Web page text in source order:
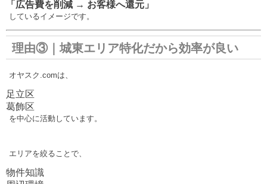
「広告費を削減 → お客様へ還元」
しているイメージです。
理由③｜城東エリア特化だから効率が良い
オヤスク.comは、
足立区
葛飾区
を中心に活動しています。
エリアを絞ることで、
物件知識